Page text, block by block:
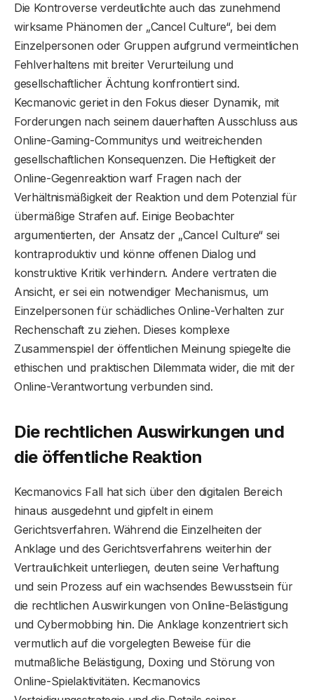
Die Kontroverse verdeutlichte auch das zunehmend
wirksame Phänomen der „Cancel Culture“, bei dem
Einzelpersonen oder Gruppen aufgrund vermeintlichen
Fehlverhaltens mit breiter Verurteilung und
gesellschaftlicher Ächtung konfrontiert sind.
Kecmanovic geriet in den Fokus dieser Dynamik, mit
Forderungen nach seinem dauerhaften Ausschluss aus
Online-Gaming-Communitys und weitreichenden
gesellschaftlichen Konsequenzen. Die Heftigkeit der
Online-Gegenreaktion warf Fragen nach der
Verhältnismäßigkeit der Reaktion und dem Potenzial für
übermäßige Strafen auf. Einige Beobachter
argumentierten, der Ansatz der „Cancel Culture“ sei
kontraproduktiv und könne offenen Dialog und
konstruktive Kritik verhindern. Andere vertraten die
Ansicht, er sei ein notwendiger Mechanismus, um
Einzelpersonen für schädliches Online-Verhalten zur
Rechenschaft zu ziehen. Dieses komplexe
Zusammenspiel der öffentlichen Meinung spiegelte die
ethischen und praktischen Dilemmata wider, die mit der
Online-Verantwortung verbunden sind.
Die rechtlichen Auswirkungen und
die öffentliche Reaktion
Kecmanovics Fall hat sich über den digitalen Bereich
hinaus ausgedehnt und gipfelt in einem
Gerichtsverfahren. Während die Einzelheiten der
Anklage und des Gerichtsverfahrens weiterhin der
Vertraulichkeit unterliegen, deuten seine Verhaftung
und sein Prozess auf ein wachsendes Bewusstsein für
die rechtlichen Auswirkungen von Online-Belästigung
und Cybermobbing hin. Die Anklage konzentriert sich
vermutlich auf die vorgelegten Beweise für die
mutmaßliche Belästigung, Doxing und Störung von
Online-Spielaktivitäten. Kecmanovics